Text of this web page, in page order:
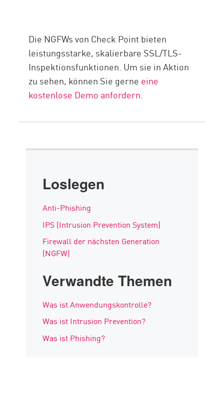
Die NGFWs von Check Point bieten
leistungsstarke, skalierbare SSL/TLS-
Inspektionsfunktionen. Um sie in Aktion
zu sehen, können Sie gerne eine
kostenlose Demo anfordern.
Loslegen
Anti-Phishing
IPS (Intrusion Prevention System)
Firewall der nächsten Generation
(NGFW)
Verwandte Themen
Was ist Anwendungskontrolle?
Was ist Intrusion Prevention?
Was ist Phishing?